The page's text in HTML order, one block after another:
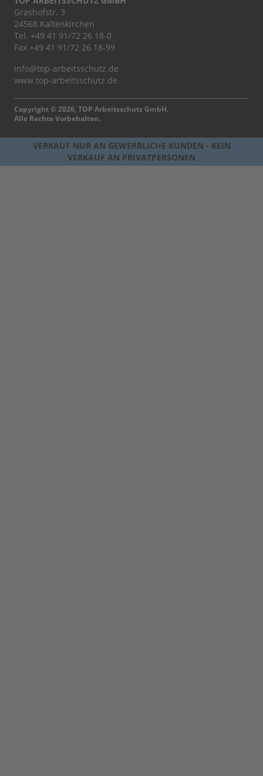
Grashofstr. 3
24568 Kaltenkirchen
Tel. +49 41 91/72 26 18-0
Fax +49 41 91/72 26 18-99
info@top-arbeitsschutz.de
www.top-arbeitsschutz.de
Copyright © 2026, TOP Arbeitsschutz GmbH.
Alle Rechte Vorbehalten.
VERKAUF NUR AN GEWERBLICHE KUNDEN - KEIN
VERKAUF AN PRIVATPERSONEN